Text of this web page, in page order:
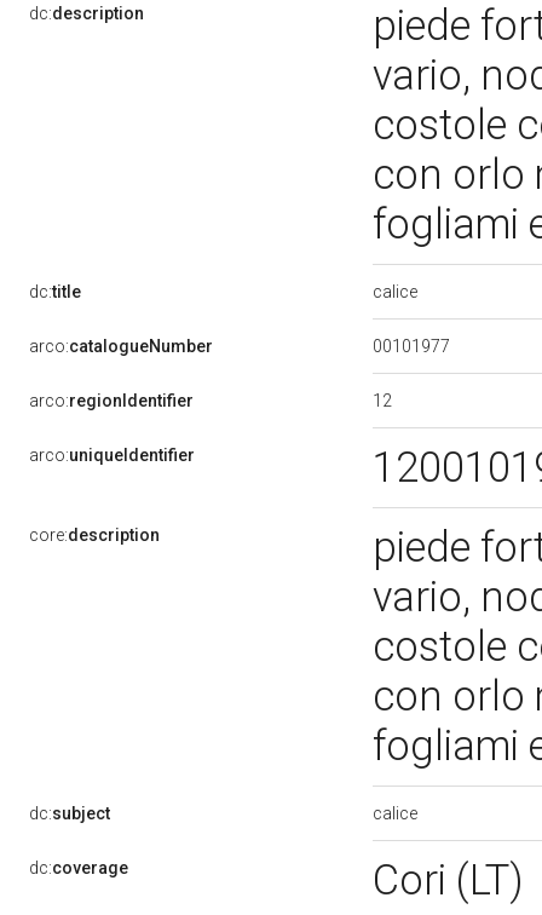
dc:description
piede
vario,
costole
con orlo
fogliami
dc:title calice
arco:catalogueNumber 00101977
arco:regionIdentifier 12
arco:uniqueIdentifier
core:description
piede
vario,
costole
con orlo
fogliami
dc:subject calice
dc:coverage Cori (LT)